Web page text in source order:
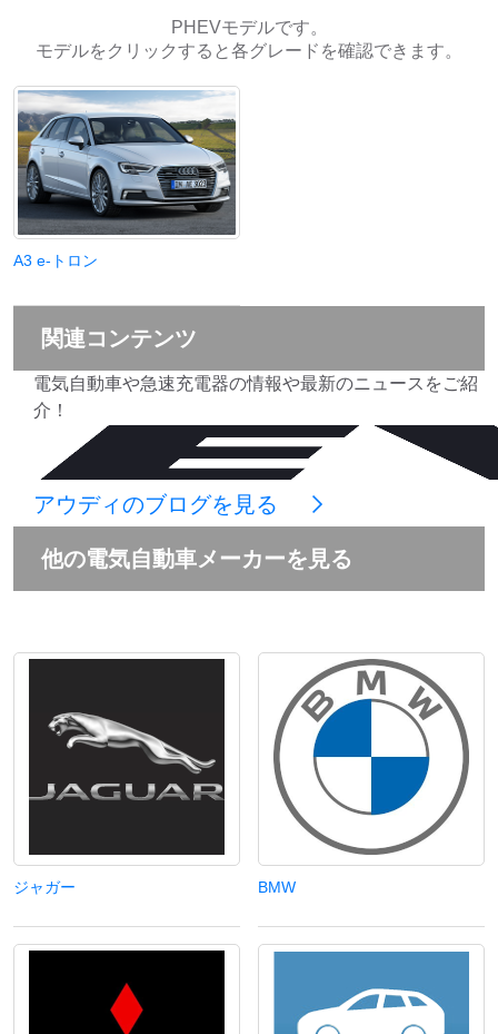
PHEVモデルです。
モデルをクリックすると各グレードを確認できます。
A3 e-トロン
関連コンテンツ
電気自動車や急速充電器の情報や最新のニュースをご紹
介！
アウディのブログを見る
他の電気自動車メーカーを見る
ジャガー BMW